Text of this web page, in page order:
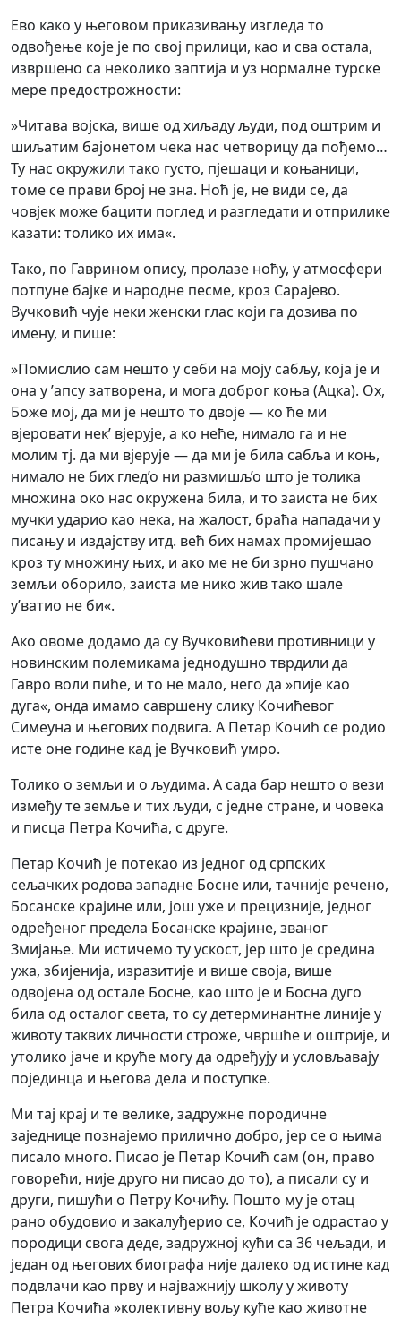
Ево како у његовом приказивању изгледа то
одвођење које је по свој прилици, као и сва остала,
извршено са неколико заптија и уз нормалне турске
мере предострожности:
»Читава војска, више од хиљаду људи, под оштрим и
шиљатим бајонетом чека нас четворицу да пођемо…
Ту нас окружили тако густо, пјешаци и коњаници,
томе се прави број не зна. Ноћ је, не види се, да
човјек може бацити поглед и разгледати и отприлике
казати: толико их има«.
Тако, по Гаврином опису, пролазе ноћу, у атмосфери
потпуне бајке и народне песме, кроз Сарајево.
Вучковић чује неки женски глас који га дозива по
имену, и пише:
»Помислио сам нешто у себи на моју сабљу, која је и
она у ’апсу затворена, и мога доброг коња (Ацка). Ох,
Боже мој, да ми је нешто то двоје — ко ће ми
вјеровати нек’ вјерује, а ко неће, нимало га и не
молим тј. да ми вјерује — да ми је била сабља и коњ,
нимало не бих глед’о ни размишљ’о што је толика
множина око нас окружена била, и то заиста не бих
мучки ударио као нека, на жалост, браћа нападачи у
писању и издајству итд. већ бих намах промијешао
кроз ту множину њих, и ако ме не би зрно пушчано
земљи оборило, заиста ме нико жив тако шале
у’ватио не би«.
Ако овоме додамо да су Вучковићеви противници у
новинским полемикама једнодушно тврдили да
Гавро воли пиће, и то не мало, него да »пије као
дуга«, онда имамо савршену слику Кочићевог
Симеуна и његових подвига. А Петар Кочић се родио
исте оне године кад је Вучковић умро.
Толико о земљи и о људима. А сада бар нешто о вези
између те земље и тих људи, с једне стране, и човека
и писца Петра Кочића, с друге.
Петар Кочић је потекао из једног од српских
сељачких родова западне Босне или, тачније речено,
Босанске крајине или, још уже и прецизније, једног
одређеног предела Босанске крајине, званог
Змијање. Ми истичемо ту ускост, јер што је средина
ужа, збијенија, изразитије и више своја, више
одвојена од остале Босне, као што је и Босна дуго
била од осталог света, то су детерминантне линије у
животу таквих личности строже, чвршће и оштрије, и
утолико јаче и круће могу да одређују и условљавају
појединца и његова дела и поступке.
Ми тај крај и те велике, задружне породичне
заједнице познајемо прилично добро, јер се о њима
писало много. Писао је Петар Кочић сам (он, право
говорећи, није друго ни писао до то), а писали су и
други, пишући о Петру Кочићу. Пошто му је отац
рано обудовио и закалуђерио се, Кочић је одрастао у
породици свога деде, задружној кући са 36 чељади, и
један од његових биографа није далеко од истине кад
подвлачи као прву и најважнију школу у животу
Петра Кочића »колективну вољу куће као животне